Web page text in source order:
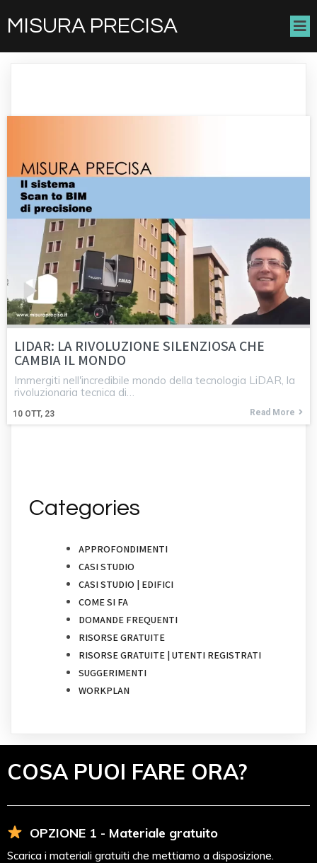
MISURA PRECISA
LIDAR: LA RIVOLUZIONE SILENZIOSA CHE
CAMBIA IL MONDO
10 OTT, 23
Immergiti nell'incredibile mondo della tecnologia LiDAR, la
rivoluzionaria tecnica di…
Read More
Categories
APPROFONDIMENTI
CASI STUDIO
CASI STUDIO | EDIFICI
COME SI FA
DOMANDE FREQUENTI
RISORSE GRATUITE
RISORSE GRATUITE | UTENTI REGISTRATI
SUGGERIMENTI
WORKPLAN
COSA PUOI FARE ORA?
OPZIONE 1 - Materiale gratuito
Scarica i materiali gratuiti che mettiamo a disposizione.